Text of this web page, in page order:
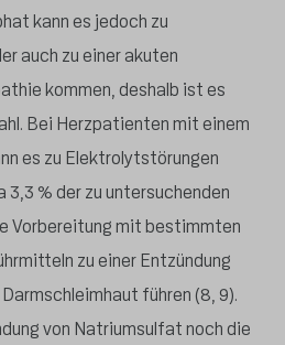
kann es jedoch zu
auch zu einer akuten
kommen, deshalb ist es
Bei Herzpatienten mit einem
es zu Elektrolytstörungen
% der zu untersuchenden
Vorbereitung mit bestimmten
zu einer Entzündung
führen (8, 9).
von Natriumsulfat noch die